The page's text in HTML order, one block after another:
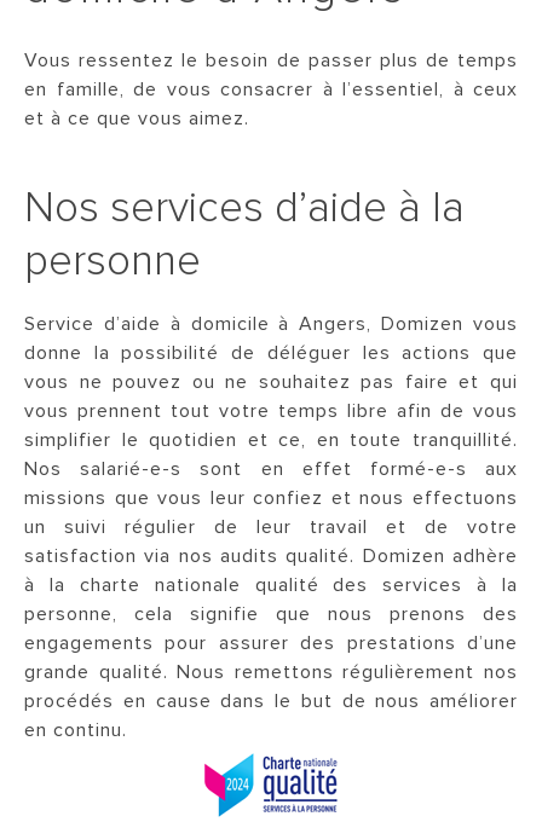
Vous ressentez le besoin de passer plus de temps
en famille, de vous consacrer à l’essentiel, à ceux
et à ce que vous aimez.
Nos services d’aide à la
personne
Service d’aide à domicile à Angers, Domizen vous
donne la possibilité de déléguer les actions que
vous ne pouvez ou ne souhaitez pas faire et qui
vous prennent tout votre temps libre afin de vous
simplifier le quotidien et ce, en toute tranquillité.
Nos salarié-e-s sont en effet formé-e-s aux
missions que vous leur confiez et nous effectuons
un suivi régulier de leur travail et de votre
satisfaction via nos audits qualité. Domizen adhère
à la charte nationale qualité des services à la
personne, cela signifie que nous prenons des
engagements pour assurer des prestations d’une
grande qualité. Nous remettons régulièrement nos
procédés en cause dans le but de nous améliorer
en continu.